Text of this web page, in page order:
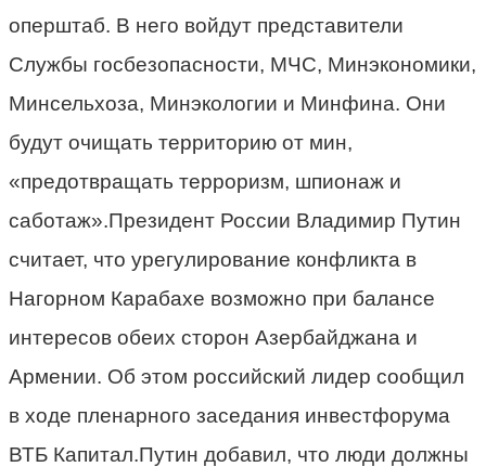
оперштаб. В него войдут представители
Службы госбезопасности, МЧС, Минэкономики,
Минсельхоза, Минэкологии и Минфина. Они
будут очищать территорию от мин,
«предотвращать терроризм, шпионаж и
саботаж».Президент России Владимир Путин
считает, что урегулирование конфликта в
Нагорном Карабахе возможно при балансе
интересов обеих сторон Азербайджана и
Армении. Об этом российский лидер сообщил
в ходе пленарного заседания инвестфорума
ВТБ Капитал.Путин добавил, что люди должны